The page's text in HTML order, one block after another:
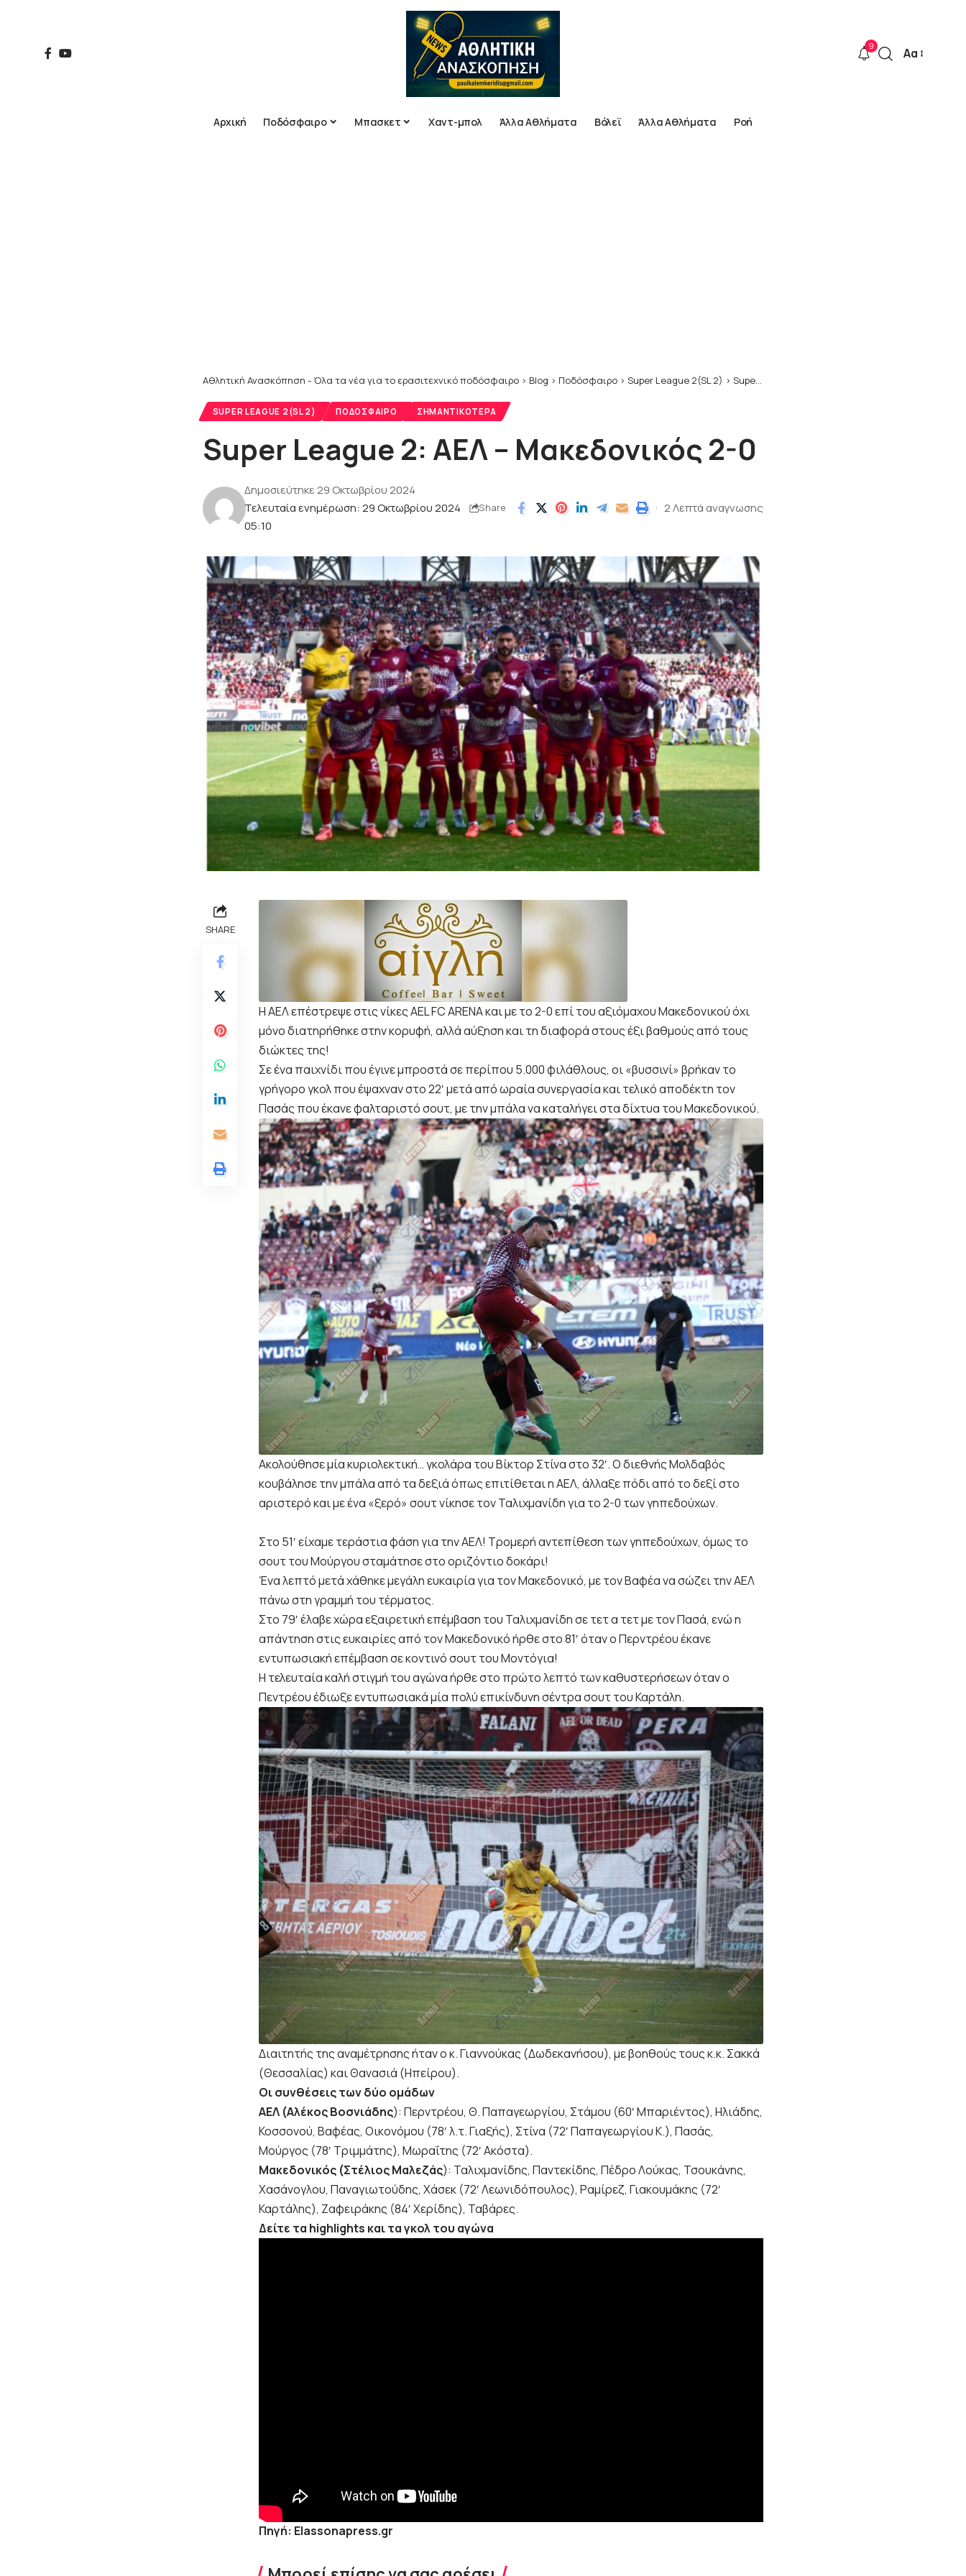
9
Font
Αα
Αρχική Ποδόσφαιρο Μπασκετ Χαντ-μπολ Άλλα Αθλήματα Βόλεϊ Άλλα Αθλήματα Ροή
Αθλητική Ανασκόπηση - Όλα τα νέα για το ερασιτεχνικό ποδόσφαιρο > Blog > Ποδόσφαιρο > Super League 2(SL 2) > Super League 2: ΑΕΛ – Μακεδονικός 2-0
SUPER LEAGUE 2(SL 2) ΠΟΔΌΣΦΑΙΡΟ ΣΗΜΑΝΤΙΚΌΤΕΡΑ
Super League 2: ΑΕΛ – Μακεδονικός 2-0
Τελευταία ενημέρωση: 29 Οκτωβρίου 2024
05:10
Δημοσιεύτηκε 29 Οκτωβρίου 2024
Share 2 Λεπτά αναγνωσης
SHARE
Η ΑΕΛ επέστρεψε στις νίκες AEL FC ARENA και με το 2-0 επί του αξιόμαχου Μακεδονικού όχι
μόνο διατηρήθηκε στην κορυφή, αλλά αύξηση και τη διαφορά στους έξι βαθμούς από τους
διώκτες της!
Σε ένα παιχνίδι που έγινε μπροστά σε περίπου 5.000 φιλάθλους, οι «βυσσινί» βρήκαν το
γρήγορο γκολ που έψαχναν στο 22′ μετά από ωραία συνεργασία και τελικό αποδέκτη τον
Πασάς που έκανε φαλταριστό σουτ, με την μπάλα να καταλήγει στα δίχτυα του Μακεδονικού.
Ακολούθησε μία κυριολεκτική… γκολάρα του Βίκτορ Στίνα στο 32′. Ο διεθνής Μολδαβός
κουβάλησε την μπάλα από τα δεξιά όπως επιτίθεται η ΑΕΛ, άλλαξε πόδι από το δεξί στο
αριστερό και με ένα «ξερό» σουτ νίκησε τον Ταλιχμανίδη για το 2-0 των γηπεδούχων.
Στο 51′ είχαμε τεράστια φάση για την ΑΕΛ! Τρομερή αντεπίθεση των γηπεδούχων, όμως το
σουτ του Μούργου σταμάτησε στο οριζόντιο δοκάρι!
Ένα λεπτό μετά χάθηκε μεγάλη ευκαιρία για τον Μακεδονικό, με τον Βαφέα να σώζει την ΑΕΛ
πάνω στη γραμμή του τέρματος.
Στο 79′ έλαβε χώρα εξαιρετική επέμβαση του Ταλιχμανίδη σε τετ α τετ με τον Πασά, ενώ η
απάντηση στις ευκαιρίες από τον Μακεδονικό ήρθε στο 81′ όταν ο Περντρέου έκανε
εντυπωσιακή επέμβαση σε κοντινό σουτ του Μοντόγια!
Η τελευταία καλή στιγμή του αγώνα ήρθε στο πρώτο λεπτό των καθυστερήσεων όταν ο
Πεντρέου έδιωξε εντυπωσιακά μία πολύ επικίνδυνη σέντρα σουτ του Καρτάλη.
Διαιτητής της αναμέτρησης ήταν ο κ. Γιαννούκας (Δωδεκανήσου), με βοηθούς τους κ.κ. Σακκά
(Θεσσαλίας) και Θανασιά (Ηπείρου).
Οι συνθέσεις των δύο ομάδων
ΑΕΛ (Αλέκος Βοσνιάδης): Περντρέου, Θ. Παπαγεωργίου, Στάμου (60′ Μπαριέντος), Ηλιάδης,
Κοσσονού, Βαφέας, Οικονόμου (78′ λ.τ. Γιαξής), Στίνα (72′ Παπαγεωργίου Κ.), Πασάς,
Μούργος (78′ Τριμμάτης), Μωραΐτης (72′ Ακόστα).
Μακεδονικός (Στέλιος Μαλεζάς): Ταλιχμανίδης, Παντεκίδης, Πέδρο Λούκας, Τσουκάνης,
Χασάνογλου, Παναγιωτούδης, Χάσεκ (72′ Λεωνιδόπουλος), Ραμίρεζ, Γιακουμάκης (72′
Καρτάλης), Ζαφειράκης (84′ Χερίδης), Ταβάρες.
Δείτε τα highlights και τα γκολ του αγώνα
Πηγή: Εlassonapress.gr